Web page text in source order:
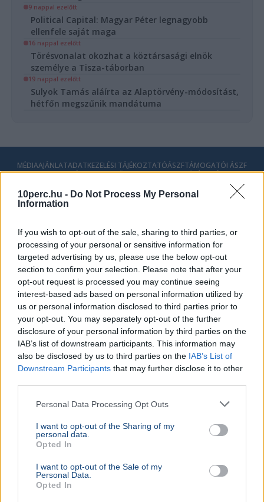
10perc.hu - Do Not Process My Personal
Information
If you wish to opt-out of the sale, sharing to third parties, or
processing of your personal or sensitive information for
targeted advertising by us, please use the below opt-out
section to confirm your selection. Please note that after your
opt-out request is processed you may continue seeing
interest-based ads based on personal information utilized by
us or personal information disclosed to third parties prior to
your opt-out. You may separately opt-out of the further
disclosure of your personal information by third parties on the
IAB’s list of downstream participants. This information may
also be disclosed by us to third parties on the IAB’s List of
Downstream Participants that may further disclose it to other
Personal Data Processing Opt Outs
I want to opt-out of the Sharing of my
personal data.
Opted In
I want to opt-out of the Sale of my
Personal Data.
Opted In
9 nappal ezelőtt
Political Capital: Magyar Péter legnagyobb
ellenfele saját maga
16 nappal ezelőtt
Törésvonalat okozhat a köztársasági elnök
személye a Tisza-táborban
19 nappal ezelőtt
Sulyok Tamás aláírta az Alaptörvény-módosítást,
hétfőn megszűnik mandátuma
MÉDIAAJÁNLATADATKEZELÉSI TÁJÉKOZTATÓÁSZFTÁMOGATÓI ÁSZF
COOKIE-K HASZNÁLATASZERZŐI JOGOKSZERKESZTŐSÉGI IRÁNYELVEK
© 2026 - 10perc.hu - Minden Jog fenntartva.